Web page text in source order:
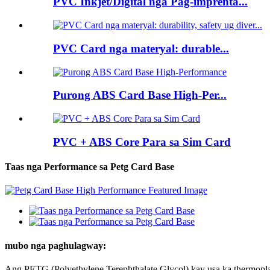
PVC Card nga materyal: durable...
Purong ABS Card Base High-Per...
PVC + ABS Core Para sa Sim Card
Taas nga Performance sa Petg Card Base
mubo nga paghulagway: